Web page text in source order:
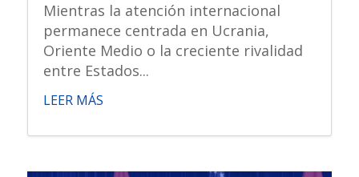
Mientras la atención internacional
permanece centrada en Ucrania,
Oriente Medio o la creciente rivalidad
entre Estados...
LEER MÁS